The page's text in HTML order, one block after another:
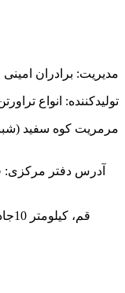
مدیریت: برادران امینی
تولیدکننده: انواع
مرمریت کوه سفید
آدرس دفتر مرکزی: